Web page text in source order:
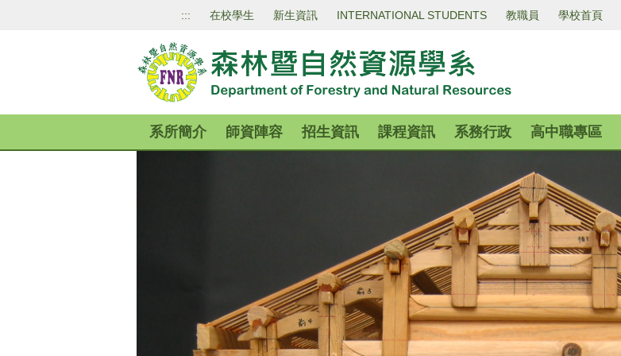
::: 在校學生 新生資訊 INTERNATIONAL STUDENTS 教職員 學校首頁
系所簡介 師資陣容 招生資訊 課程資訊 系務行政 高中職專區